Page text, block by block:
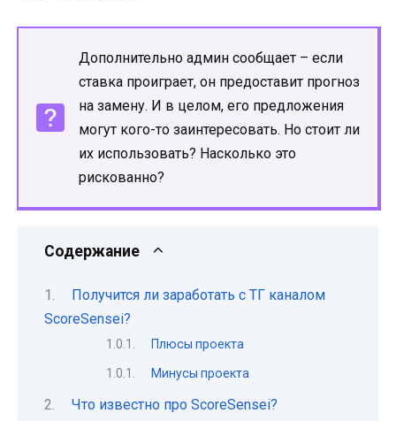
Дополнительно админ сообщает – если
ставка проиграет, он предоставит прогноз
на замену. И в целом, его предложения
могут кого-то заинтересовать. Но стоит ли
их использовать? Насколько это
рискованно?
Содержание
Получится ли заработать с ТГ каналом
ScoreSensei?
Плюсы проекта
Минусы проекта
Что известно про ScoreSensei?